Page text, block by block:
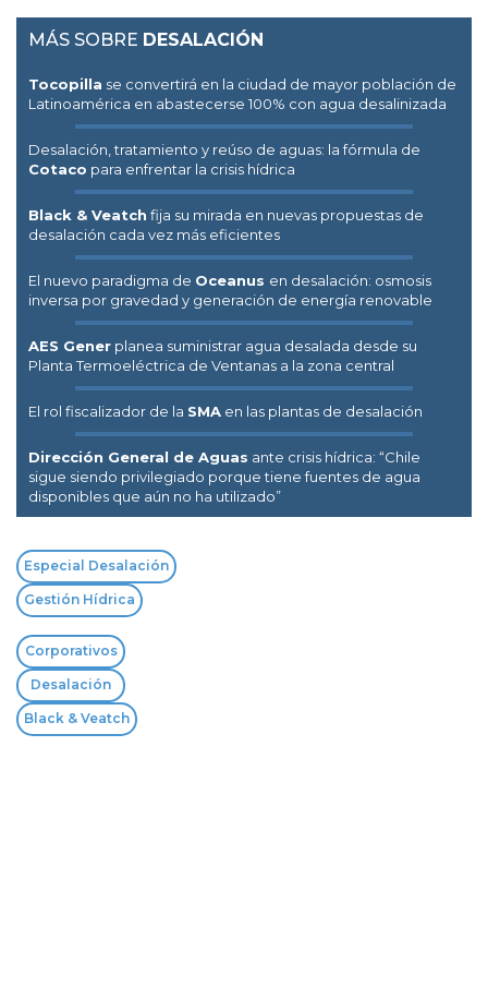
MÁS SOBRE DESALACIÓN
Tocopilla se convertirá en la ciudad de mayor población de
Latinoamérica en abastecerse 100% con agua desalinizada
Desalación, tratamiento y reúso de aguas: la fórmula de
Cotaco para enfrentar la crisis hídrica
Black & Veatch fija su mirada en nuevas propuestas de
desalación cada vez más eficientes
El nuevo paradigma de Oceanus en desalación: osmosis
inversa por gravedad y generación de energía renovable
AES Gener planea suministrar agua desalada desde su
Planta Termoeléctrica de Ventanas a la zona central
El rol fiscalizador de la SMA en las plantas de desalación
Dirección General de Aguas ante crisis hídrica: “Chile
sigue siendo privilegiado porque tiene fuentes de agua
disponibles que aún no ha utilizado”
Especial Desalación
Gestión Hídrica
Corporativos
Desalación
Black & Veatch